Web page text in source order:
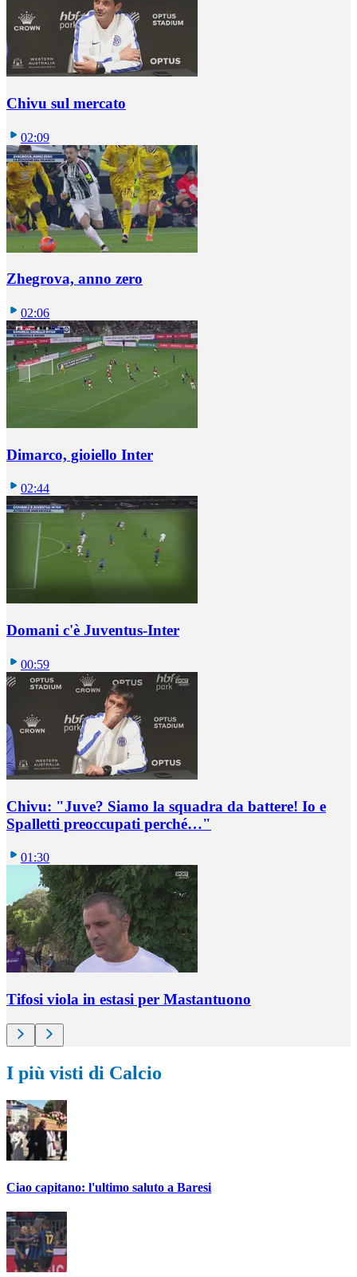
Chivu sul mercato
02:09
Zhegrova, anno zero
02:06
Dimarco, gioiello Inter
02:44
Domani c'è Juventus-Inter
00:59
Chivu: "Juve? Siamo la squadra da battere! Io e
Spalletti preoccupati perché…"
01:30
Tifosi viola in estasi per Mastantuono
I più visti di Calcio
Ciao capitano: l'ultimo saluto a Baresi